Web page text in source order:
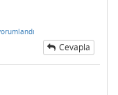
Cevapla